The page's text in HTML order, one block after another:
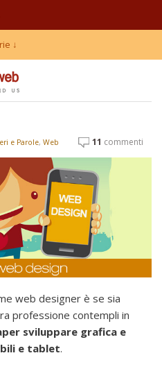
↓
e Parole, Web 11 commenti
web designer è se sia
professione contempli in
sviluppare grafica e
e tablet.